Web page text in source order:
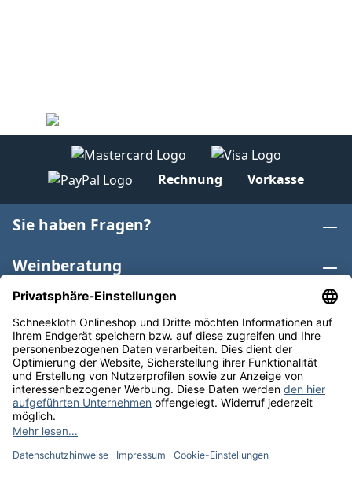
Rechnung Vorkasse
Sie haben Fragen?
Weinberatung
Informationen
Weinkategorien
Internationaler Wein
* Alle Preise inkl. gesetzl. Mehrwertsteuer zzgl.
anders angegeben. Bioprodukte im Bio-Kontrollverfahren